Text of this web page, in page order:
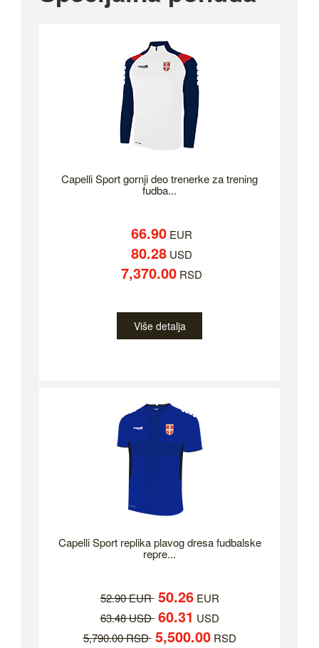
Capelli Sport gornji deo trenerke za trening
fudba...
66.90EUR
80.28USD
7,370.00RSD
Više detalja
Capelli Sport replika plavog dresa fudbalske
repre...
52.90 EUR 50.26EUR
63.48 USD 60.31 USD
5,790.00 RSD 5,500.00RSD